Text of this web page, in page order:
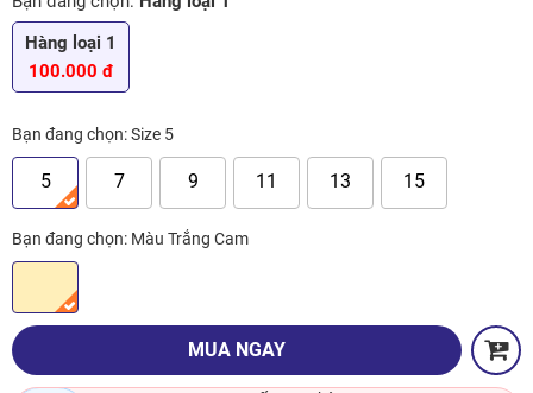
Hàng loại 1
100.000 đ
Bạn đang chọn:Size 5
5 7 9 11 13 15
Bạn đang chọn: Màu Trắng Cam
MUA NGAY